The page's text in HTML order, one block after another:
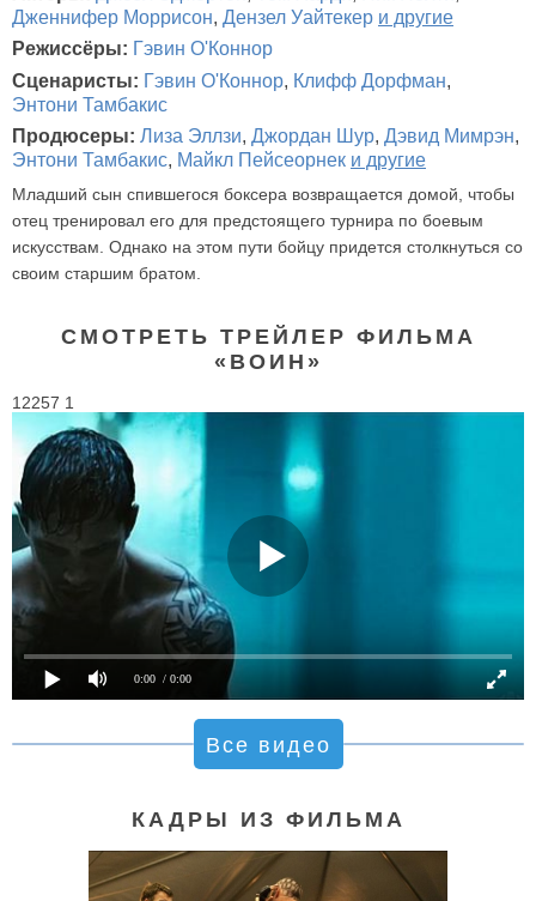
Дженнифер Моррисон, Дензел Уайтекер и другие
Режиссёры: Гэвин О'Коннор
Сценаристы: Гэвин О'Коннор, Клифф Дорфман,
Энтони Тамбакис
Продюсеры: Лиза Эллзи, Джордан Шур, Дэвид Мимрэн,
Энтони Тамбакис, Майкл Пейсеорнек и другие
Младший сын спившегося боксера возвращается домой, чтобы
отец тренировал его для предстоящего турнира по боевым
искусствам. Однако на этом пути бойцу придется столкнуться со
своим старшим братом.
СМОТРЕТЬ ТРЕЙЛЕР ФИЛЬМА
«ВОИН»
12257 1
0:00 / 0:00
Все видео
КАДРЫ ИЗ ФИЛЬМА